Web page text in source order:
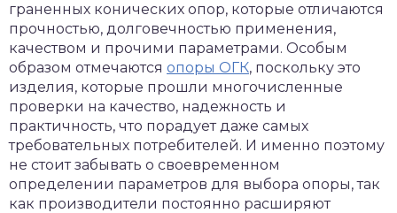
граненных конических опор, которые отличаются
прочностью, долговечностью применения,
качеством и прочими параметрами. Особым
образом отмечаются опоры ОГК, поскольку это
изделия, которые прошли многочисленные
проверки на качество, надежность и
практичность, что порадует даже самых
требовательных потребителей. И именно поэтому
не стоит забывать о своевременном
определении параметров для выбора опоры, так
как производители постоянно расширяют